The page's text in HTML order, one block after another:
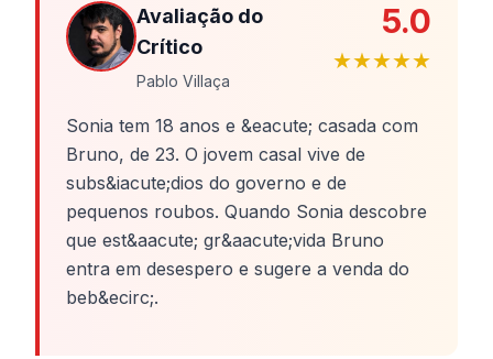
Avaliação do
Crítico
Pablo Villaça
5.0
★★★★★
Sonia tem 18 anos e &eacute; casada com
Bruno, de 23. O jovem casal vive de
subs&iacute;dios do governo e de
pequenos roubos. Quando Sonia descobre
que est&aacute; gr&aacute;vida Bruno
entra em desespero e sugere a venda do
beb&ecirc;.